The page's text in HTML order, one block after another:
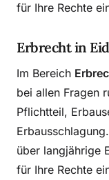
für Ihre Rechte
Erbrecht in
Im Bereich
bei allen Fragen
Pflichtteil,
über langjährige
für Ihre Rechte